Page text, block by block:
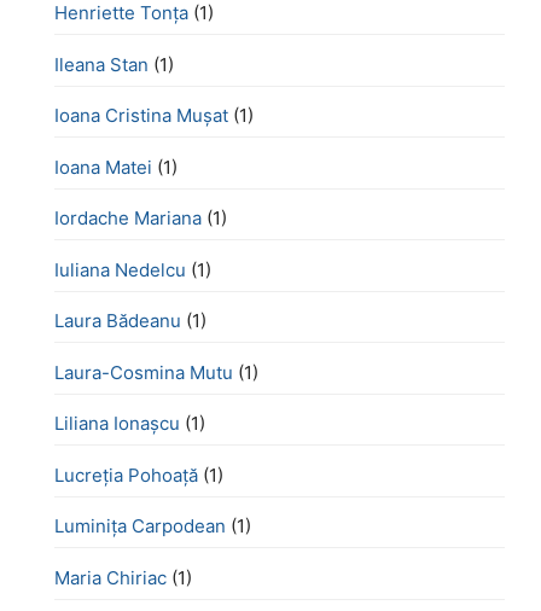
Henriette Tonţa (1)
Ileana Stan (1)
Ioana Cristina Mușat (1)
Ioana Matei (1)
Iordache Mariana (1)
Iuliana Nedelcu (1)
Laura Bădeanu (1)
Laura-Cosmina Mutu (1)
Liliana Ionașcu (1)
Lucreţia Pohoaţă (1)
Luminița Carpodean (1)
Maria Chiriac (1)